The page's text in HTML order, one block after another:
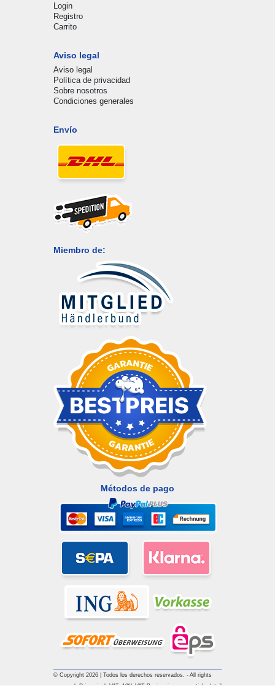
Login
Registro
Carrito
Aviso legal
Aviso legal
Política de privacidad
Sobre nosotros
Condiciones generales
Envío
Miembro de:
Métodos de pago
© Copyright 2026 | Todos los derechos reservados. - All rights